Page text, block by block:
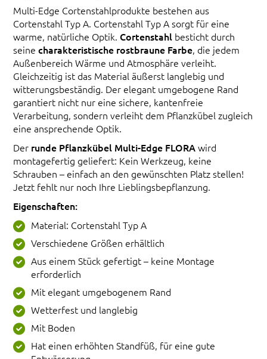
Multi-Edge Cortenstahlprodukte bestehen aus
Cortenstahl Typ A. Cortenstahl Typ A sorgt für eine
warme, natürliche Optik. Cortenstahl besticht durch
seine charakteristische rostbraune Farbe, die jedem
Außenbereich Wärme und Atmosphäre verleiht.
Gleichzeitig ist das Material äußerst langlebig und
witterungsbeständig. Der elegant umgebogene Rand
garantiert nicht nur eine sichere, kantenfreie
Verarbeitung, sondern verleiht dem Pflanzkübel zugleich
eine ansprechende Optik.
Der runde Pflanzkübel Multi-Edge FLORAwird
montagefertig geliefert: Kein Werkzeug, keine
Schrauben – einfach an den gewünschten Platz stellen!
Jetzt fehlt nur noch Ihre Lieblingsbepflanzung.
Eigenschaften:
Material: Cortenstahl Typ A
Verschiedene Größen erhältlich
Aus einem Stück gefertigt – keine Montage
erforderlich
Mit elegant umgebogenem Rand
Wetterfest und langlebig
Mit Boden
Hat einen erhöhten Standfüß, für eine gute